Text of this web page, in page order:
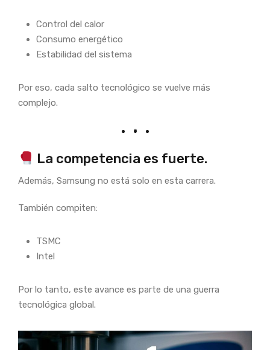
Control del calor
Consumo energético
Estabilidad del sistema
Por eso, cada salto tecnológico se vuelve más
complejo.
La competencia es fuerte.
Además, Samsung no está solo en esta carrera.
También compiten:
TSMC
Intel
Por lo tanto, este avance es parte de una guerra
tecnológica global.